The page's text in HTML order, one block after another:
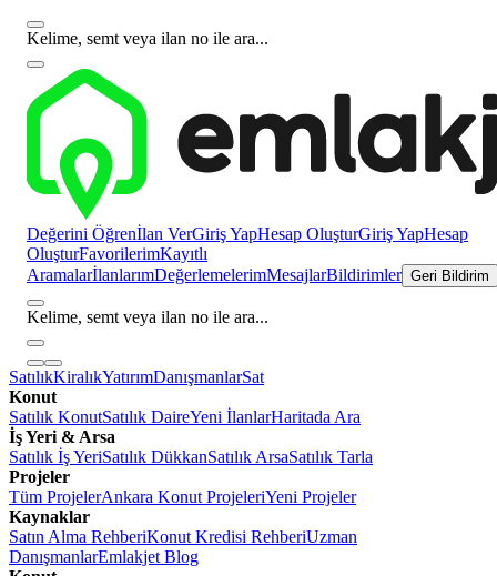
Kelime, semt veya ilan no ile ara...
Değerini Öğrenİlan VerGiriş YapHesap OluşturGiriş YapHesap
OluşturFavorilerimKayıtlı
AramalarİlanlarımDeğerlemelerimMesajlarBildirimler Geri Bildirim
Kelime, semt veya ilan no ile ara...
SatılıkKiralıkYatırımDanışmanlarSat
Konut
Satılık KonutSatılık DaireYeni İlanlarHaritada Ara
İş Yeri & Arsa
Satılık İş YeriSatılık DükkanSatılık ArsaSatılık Tarla
Projeler
Tüm ProjelerAnkara Konut ProjeleriYeni Projeler
Kaynaklar
Satın Alma RehberiKonut Kredisi RehberiUzman
DanışmanlarEmlakjet Blog